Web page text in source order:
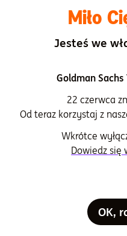
Z drugiej strony,
konsumpcji. Zamiast tego
skłonni oszczędzić,
inwestycje.
To, że doświadczenie
nie chcemy się nagrodzić
porażki. Owszem
zwiększanie wydatków na
środków z jednej kategorii
Osoby, które
akcje, zdecydowanie
Miło
Jesteś we
Goldman
22 czerwca
Od teraz korzystaj z
Wkrótce
Dowiedz się
OK,